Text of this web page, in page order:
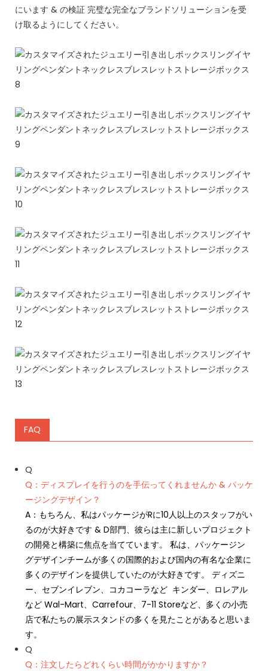
にいます & の検証 完璧な完全なブランドソリューションを受
け取るようにしてください。
FAQ
Q
Q：ディスプレイを行うのを手伝ってくれませんか & パッケ
ージングデザイン？
A：もちろん、私はパッケージがRに10人以上のスタッフがい
るのが大好きです & D部門、彼らは主に新しいプロジェクト
の開発と構築に焦点を当てています。 私は、パッケージン
グデザインチームが多くの国際的および国内の有名な企業に
多くのデザインを提供していたのが大好きです。 ディズニ
ー、セブンイレブン、コカコーラなど キンダー、ロレアル
など Wal-Mart、Carrefour、7-11 Storeなど、多くの小売
店で私たちの展示スタンドの多くを見たことがあると思いま
す。
Q
Q：注文したらどれくらい時間がかかりますか？